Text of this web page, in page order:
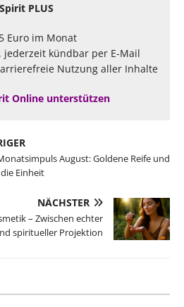
Spirit PLUS
Euro im Monat
kündbar per E-Mail
Nutzung aller Inhalte
Online unterstützen
August: Goldene Reife und
Einheit
NÄCHSTER
– Zwischen echter
spiritueller Projektion